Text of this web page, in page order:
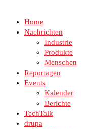
Home
Nachrichten
Industrie
Produkte
Menschen
Reportagen
Events
Kalender
Berichte
TechTalk
drupa